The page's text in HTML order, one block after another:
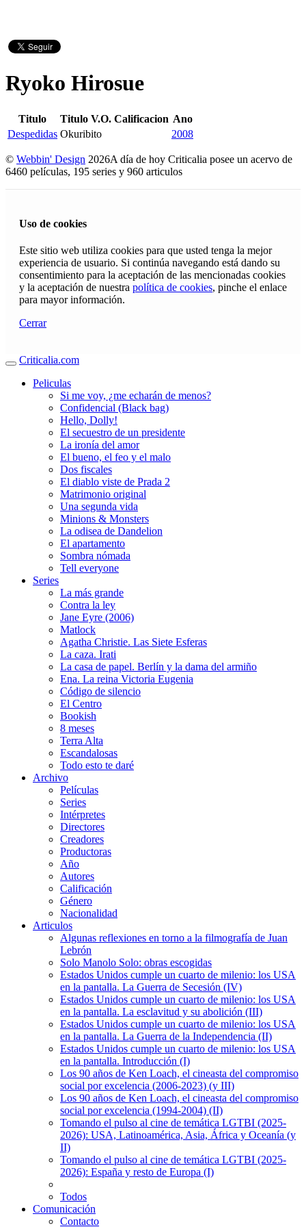
Ryoko Hirosue
Titulo Titulo V.O. Calificacion Ano
Despedidas Okuribito 2008
© Webbin' Design 2026A día de hoy Criticalia posee un acervo de
6460 películas, 195 series y 960 articulos
Uso de cookies
Este sitio web utiliza cookies para que usted tenga la mejor
experiencia de usuario. Si continúa navegando está dando su
consentimiento para la aceptación de las mencionadas cookies
y la aceptación de nuestra política de cookies, pinche el enlace
para mayor información.
Cerrar
Criticalia.com
Peliculas
Si me voy, ¿me echarán de menos?
Confidencial (Black bag)
Hello, Dolly!
El secuestro de un presidente
La ironía del amor
El bueno, el feo y el malo
Dos fiscales
El diablo viste de Prada 2
Matrimonio original
Una segunda vida
Minions & Monsters
La odisea de Dandelion
El apartamento
Sombra nómada
Tell everyone
Series
La más grande
Contra la ley
Jane Eyre (2006)
Matlock
Agatha Christie. Las Siete Esferas
La caza. Irati
La casa de papel. Berlín y la dama del armiño
Ena. La reina Victoria Eugenia
Código de silencio
El Centro
Bookish
8 meses
Terra Alta
Escandalosas
Todo esto te daré
Archivo
Películas
Series
Intérpretes
Directores
Creadores
Productoras
Año
Autores
Calificación
Género
Nacionalidad
Articulos
Algunas reflexiones en torno a la filmografía de Juan
Lebrón
Solo Manolo Solo: obras escogidas
Estados Unidos cumple un cuarto de milenio: los USA
en la pantalla. La Guerra de Secesión (IV)
Estados Unidos cumple un cuarto de milenio: los USA
en la pantalla. La esclavitud y su abolición (III)
Estados Unidos cumple un cuarto de milenio: los USA
en la pantalla. La Guerra de la Independencia (II)
Estados Unidos cumple un cuarto de milenio: los USA
en la pantalla. Introducción (I)
Los 90 años de Ken Loach, el cineasta del compromiso
social por excelencia (2006-2023) (y III)
Los 90 años de Ken Loach, el cineasta del compromiso
social por excelencia (1994-2004) (II)
Tomando el pulso al cine de temática LGTBI (2025-
2026): USA, Latinoamérica, Asia, África y Oceanía (y
II)
Tomando el pulso al cine de temática LGTBI (2025-
2026): España y resto de Europa (I)
Todos
Comunicación
Contacto